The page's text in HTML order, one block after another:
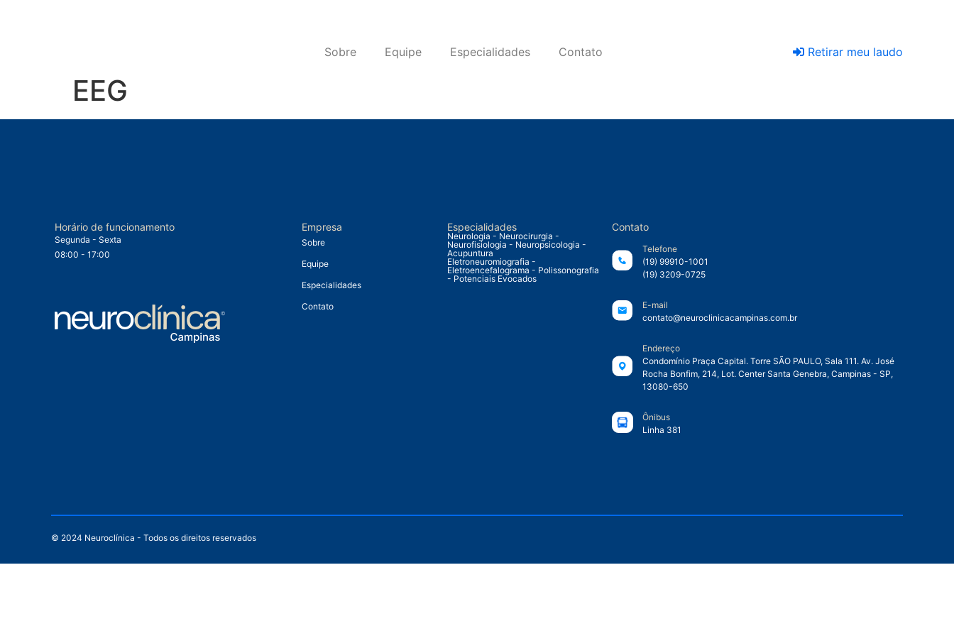
Sobre Equipe Especialidades Contato Retirar meu laudo
EEG
Horário de funcionamento
Segunda - Sexta
08:00 - 17:00
Empresa
Sobre
Equipe
Especialidades
Contato
Especialidades
Neurologia - Neurocirurgia -
Neurofisiologia - Neuropsicologia -
Acupuntura
Eletroneuromiografia -
Eletroencefalograma - Polissonografia
- Potenciais Evocados
Contato
Telefone
(19) 99910-1001
(19) 3209-0725
E-mail
contato@neuroclinicacampinas.com.br
Endereço
Condomínio Praça Capital. Torre SÃO PAULO, Sala 111. Av. José
Rocha Bonfim, 214, Lot. Center Santa Genebra, Campinas - SP,
13080-650
Ônibus
Linha 381
© 2024 Neuroclínica - Todos os direitos reservados